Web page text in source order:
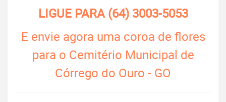
LIGUE PARA(64) 3003-5053
E envie agora uma coroa de flores
para o Cemitério Municipal de
Córrego do Ouro - GO